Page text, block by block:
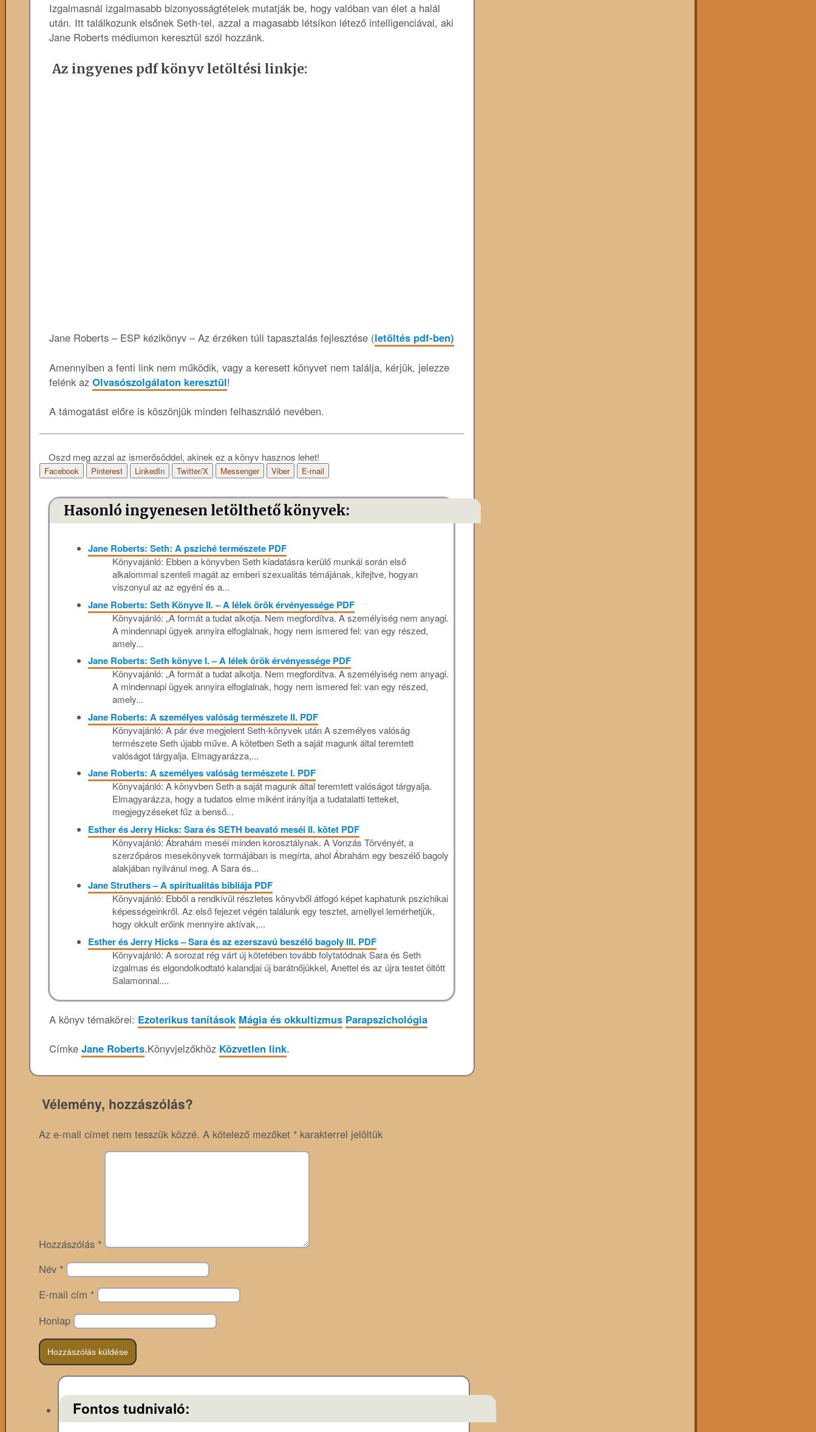
Izgalmasnál izgalmasabb bizonyosságtételek mutatják be, hogy valóban van élet a halál
után. Itt találkozunk elsőnek Seth-tel, azzal a magasabb létsíkon létező intelligenciával, aki
Jane Roberts médiumon keresztül szól hozzánk.
Az ingyenes pdf könyv letöltési linkje:
Jane Roberts – ESP kézikönyv – Az érzéken túli tapasztalás fejlesztése (letöltés pdf-ben)
Amennyiben a fenti link nem működik, vagy a keresett könyvet nem találja, kérjük, jelezze
felénk az Olvasószolgálaton keresztül!
A támogatást előre is köszönjük minden felhasználó nevében.
Oszd meg azzal az ismerősöddel, akinek ez a könyv hasznos lehet!
Facebook Pinterest LinkedIn Twitter/X Messenger Viber E-mail
Hasonló ingyenesen letölthető könyvek:
Jane Roberts: Seth: A psziché természete PDF
Könyvajánló: Ebben a könyvben Seth kiadatásra kerülő munkái során első
alkalommal szenteli magát az emberi szexualitás témájának, kifejtve, hogyan
viszonyul az az egyéni és a...
Jane Roberts: Seth Könyve II. – A lélek örök érvényessége PDF
Könyvajánló: „A formát a tudat alkotja. Nem megfordítva. A személyiség nem anyagi.
A mindennapi ügyek annyira elfoglalnak, hogy nem ismered fel: van egy részed,
amely...
Jane Roberts: Seth könyve I. – A lélek örök érvényessége PDF
Könyvajánló: „A formát a tudat alkotja. Nem megfordítva. A személyiség nem anyagi.
A mindennapi ügyek annyira elfoglalnak, hogy nem ismered fel: van egy részed,
amely...
Jane Roberts: A személyes valóság természete II. PDF
Könyvajánló: A pár éve megjelent Seth-könyvek után A személyes valóság
természete Seth újabb műve. A kötetben Seth a saját magunk által teremtett
valóságot tárgyalja. Elmagyarázza,...
Jane Roberts: A személyes valóság természete I. PDF
Könyvajánló: A könyvben Seth a saját magunk által teremtett valóságot tárgyalja.
Elmagyarázza, hogy a tudatos elme miként irányítja a tudatalatti tetteket,
megjegyzéseket fűz a benső...
Esther és Jerry Hicks: Sara és SETH beavató meséi II. kötet PDF
Könyvajánló: Ábrahám meséi minden korosztálynak. A Vonzás Törvényét, a
szerzőpáros mesekönyvek tormájában is megírta, ahol Ábrahám egy beszélő bagoly
alakjában nyilvánul meg. A Sara és...
Jane Struthers – A spiritualitás bibliája PDF
Könyvajánló: Ebből a rendkívül részletes könyvből átfogó képet kaphatunk pszichikai
képességeinkről. Az első fejezet végén találunk egy tesztet, amellyel lemérhetjük,
hogy okkult erőink mennyire aktívak,...
Esther és Jerry Hicks – Sara és az ezerszavú beszélő bagoly III. PDF
Könyvajánló: A sorozat rég várt új kötetében tovább folytatódnak Sara és Seth
izgalmas és elgondolkodtató kalandjai új barátnőjükkel, Anettel és az újra testet öltött
Salamonnal....
A könyv témakörei: Ezoterikus tanítások Mágia és okkultizmus Parapszichológia
Címke Jane Roberts.Könyvjelzőkhöz Közvetlen link.
Vélemény, hozzászólás?
Az e-mail címet nem tesszük közzé. A kötelező mezőket * karakterrel jelöltük
Hozzászólás *
Név *
E-mail cím *
Honlap
Fontos tudnivaló: